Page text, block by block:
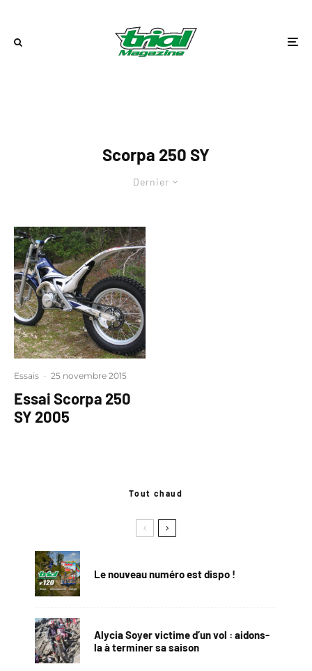
Scorpa 250 SY
Dernier
Essais · 25 novembre 2015
Essai Scorpa 250
SY 2005
Tout chaud
Le nouveau numéro est dispo !
Alycia Soyer victime d’un vol : aidons-
la à terminer sa saison